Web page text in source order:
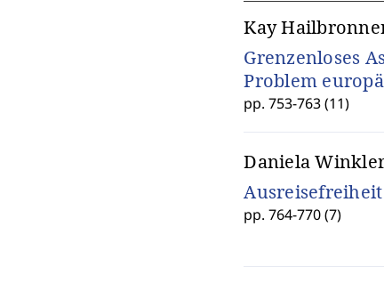
Kay
Grenzenloses
Problem
pp. 753-763 (11)
Daniela
pp. 764-770 (7)